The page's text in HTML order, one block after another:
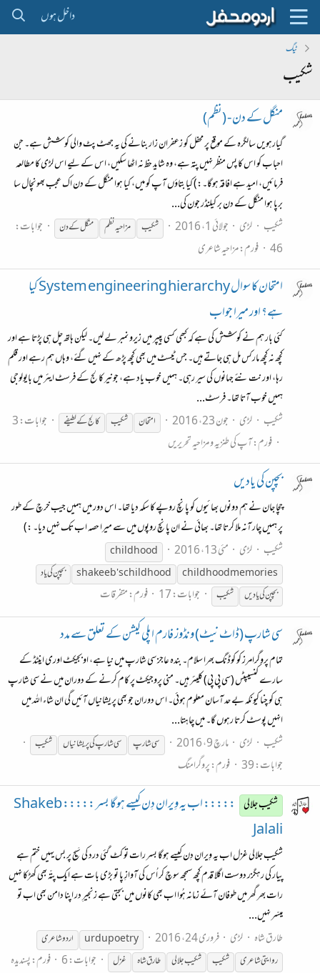
داخل ہوں
ٹیگ
شکیب
منگل کے دن - (نظم)
گیارہویں سالگرہ کے موقع پر محفل کو زعفران زار بنانے کی یہ جھٹ پٹ والی کوشش ہے۔ جن
احباب کو اس کا پس منظر نہیں پتہ ہے، وہ شاید حظ نہ اٹھا سکیں، اس کے لیے اس لڑی کا مطالعہ
فرمائیں، امید ہے افاقہ ہوگا۔:) کیا بتاؤں آپ کو میں، کیا ہوا منگل کے دن اک عجب بھونچال سا
برپا ہوا منگل کے دن بر کیلنڈر جون کی...
شکیب
لڑی جولائی 1، 2016 شکیب مزاحیہ نظم منگل کے دن
جوابات:
46 فورم:مزاحیہ شاعری
امتحان کا سوال System engineering hierarchy کیا
ہے؟ اور میرا جواب
کئی بار ہم نے کوشش کی ہے کہ کبھی کسی پیپر میں زیرو نمبر لے لیں۔ لیکن ہاتھ چل ہی پڑتا ہے اور
کچھ نہ کچھ مارکس مل ہی جاتے ہیں۔ جس ٹیسٹ میں بھی کچھ پڑھ کے نہیں گئے، وہاں ہم رہے اور قلم
رہا، اور نت نئے جہانوں کی سیر رہی۔ ہمیں خوب یاد ہے، جونیر کالج کے فرسٹ ایئر میں بایولوجی
ہمیں خوب آتا تھا۔ فرسٹ...
شکیب
لڑی جون 23، 2016 امتحان شکیب کالج کے لطیفے
جوابات: 3
فورم:آپ کی طنزیہ و مزاحیہ تحریریں
بچپن کی یادیں
چچا جان نے ہم دونوں بھائیوں کو پانچ روپے کا سکہ دیا تھا۔ اس دور میں ہمیں جیب خرچ کے طور
پر ہمیں چار آنہ ملا کرتا تھا۔ بھائی نے ان پانچ روپوں میں سے میرا حصہ اب تک نہیں دیا۔ :)
شکیب
لڑی مئی 13، 2016
childhood
childhood memories
shakeeb's childhood
بچپن کی یاد
بچپن کی یادیں
شکیب جوابات: 17 فورم:متفرقات
سی شارپ (ڈاٹ نیٹ) ونڈوز فارم اپلی کیشن کے تعلق سے مدد
تمام پروگرامرز کو کوڈنگ بھرا سلام۔ بندہ عاجز سی شارپ میں نیا ہے، اوبجیکٹ اوری اینٹڈ کے
سارے کنسیپٹس (سی پی پی) کلیئر ہیں۔ منی پروجیکٹ پر کام کرنے کے دوران میں نے سی شارپ
ہی کو چنا کیونکہ بے حد آسان معلوم ہوئی۔ اس دوران جو بھی پریشانیاں آئیں گی ان شاء اللہ میں
انہیں پوسٹ کرتا رہوں گا۔ میں چاہتا...
شکیب
لڑی مارچ 9، 2016 سی شارپ سی شارپ کی پریشانیاں شکیب
جوابات: 39 فورم:پروگرامنگ
شکیب جلالی
::::: اب یہ وِیران دِن کیسے ہوگا بسر ::::: Shakeb
Jalali
شکیب جلالی غزل اب یہ وِیران دِن کیسے ہوگا بسر رات تو کٹ گئی درد کی سَیج پر بس یہیں ختم ہے
پیار کی رہگزر دوست اگلا قدم کچھ سمجھ سوچ کر اُس کی آوازِ پا تو بڑی بات ہے ایک پتّہ بھی کھڑکا نہیں
رات بھر گھر میں طوفان آئے زمانہ ہُوا اب بھی کانوں میں بجتی ہے زنجیرِ در اپنا دامن بھی اب تو
میسّر نہیں...
طارق شاہ
لڑی فروری 24، 2016 urdupoetry
اردو شاعری
روایتی شاعری
شکیب شکیبجلالی طارق شاہ غزل جوابات: 6 فورم:پسندیدہ